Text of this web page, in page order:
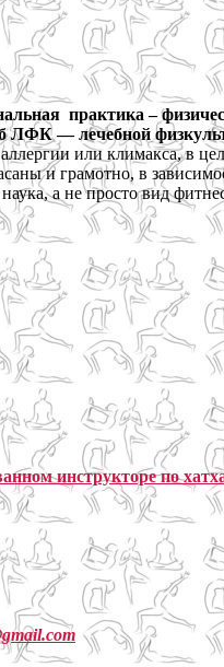
практика –
ЛФК — лечебной
или климакса, в
и грамотно, в
а не просто вид
инструкторе по